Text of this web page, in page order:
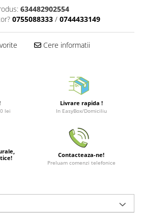
634482902554
0755088333 / 0744433149
Cere informatii
lei
Livrare rapida !
In EasyBox/Domiciliu
Contacteaza-ne!
Preluam comenzi telefonice